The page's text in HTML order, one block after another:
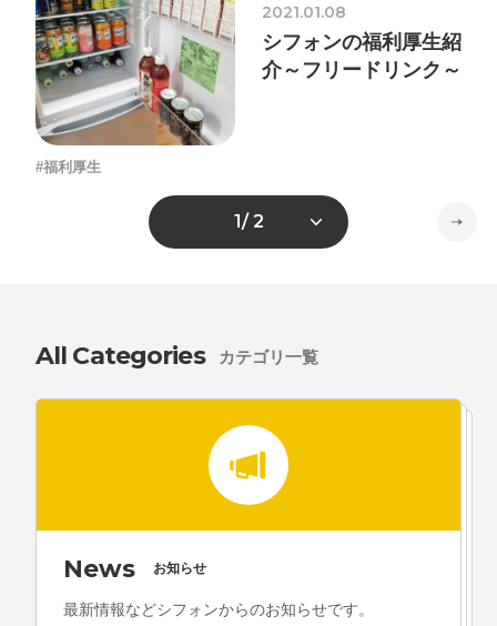
2021.01.08
シフォンの福利厚生紹
介～フリードリンク～
#福利厚生
1/ 2
All Categories カテゴリ一覧
News お知らせ
最新情報などシフォンからのお知らせです。